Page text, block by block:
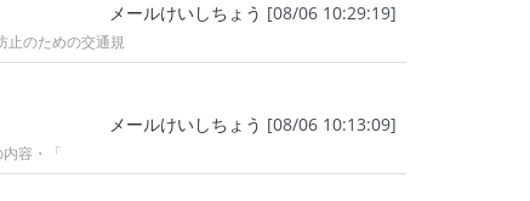
メールけいしちょう [08/06 10:29:19]
止のための交通規
メールけいしちょう [08/06 10:13:09]
容・「